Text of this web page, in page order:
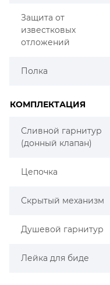
Защита от
известковых
отложений
Полка
КОМПЛЕКТАЦИЯ
Сливной гарнитур
(донный клапан)
Цепочка
Скрытый механизм
Душевой гарнитур
Лейка для биде